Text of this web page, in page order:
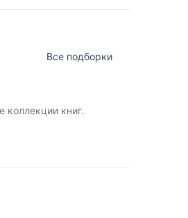
Все подборки
книг.